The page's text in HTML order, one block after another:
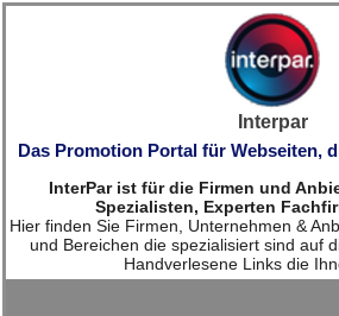
Interpar
Das Promotion Portal für Webseiten,
InterPar ist für die Firmen und
Spezialisten, Experten
Hier finden Sie Firmen, Unternehmen &
und Bereichen die spezialisiert sind auf
Handverlesene Links die